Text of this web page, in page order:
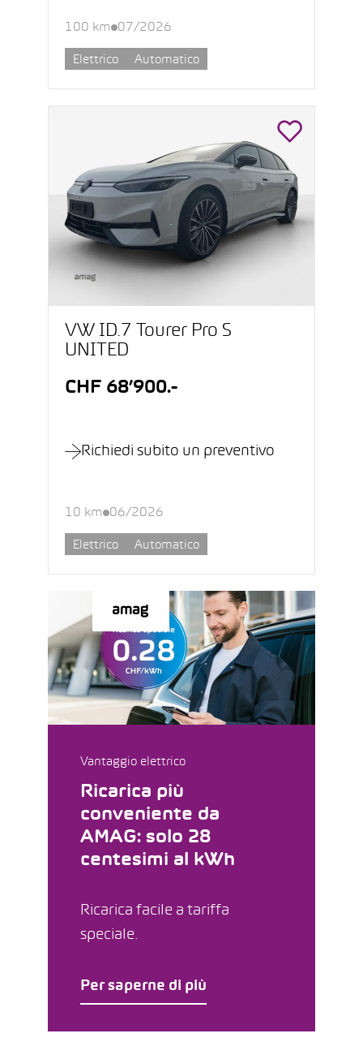
100 km 07/2026
Elettrico Automatico
VW ID.7 Tourer Pro S
UNITED
CHF 68’900.-
Richiedi subito un preventivo
10 km 06/2026
Elettrico Automatico
Vantaggio elettrico
Ricarica più
conveniente da
AMAG: solo 28
centesimi al kWh
Ricarica facile a tariffa
speciale.
Per saperne di più